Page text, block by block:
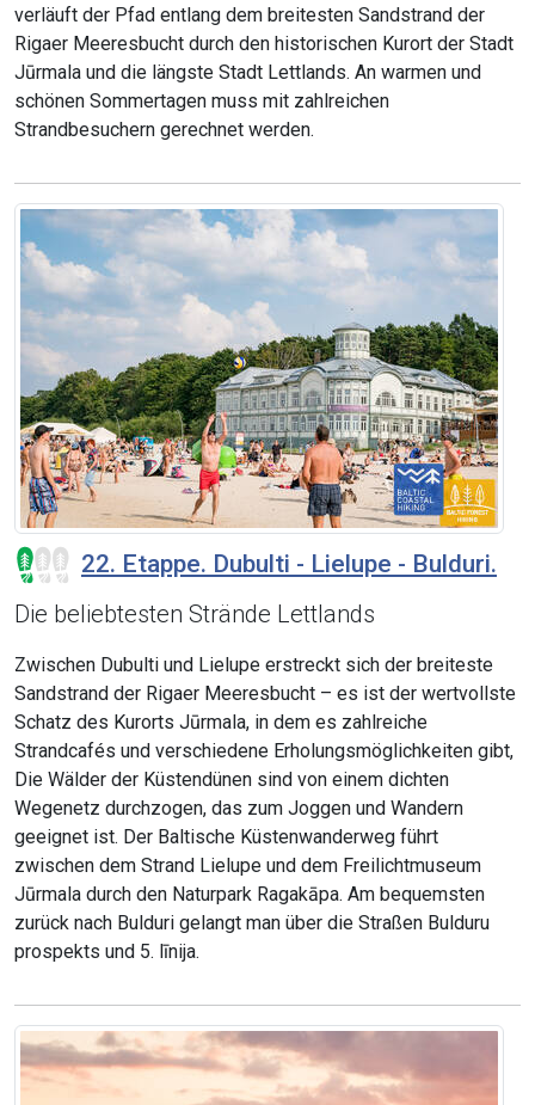
verläuft der Pfad entlang dem breitesten Sandstrand der
Rigaer Meeresbucht durch den historischen Kurort der Stadt
Jūrmala und die längste Stadt Lettlands. An warmen und
schönen Sommertagen muss mit zahlreichen
Strandbesuchern gerechnet werden.
22. Etappe. Dubulti - Lielupe - Bulduri.
Die beliebtesten Strände Lettlands
Zwischen Dubulti und Lielupe erstreckt sich der breiteste
Sandstrand der Rigaer Meeresbucht – es ist der wertvollste
Schatz des Kurorts Jūrmala, in dem es zahlreiche
Strandcafés und verschiedene Erholungsmöglichkeiten gibt,
Die Wälder der Küstendünen sind von einem dichten
Wegenetz durchzogen, das zum Joggen und Wandern
geeignet ist. Der Baltische Küstenwanderweg führt
zwischen dem Strand Lielupe und dem Freilichtmuseum
Jūrmala durch den Naturpark Ragakāpa. Am bequemsten
zurück nach Bulduri gelangt man über die Straßen Bulduru
prospekts und 5. līnija.